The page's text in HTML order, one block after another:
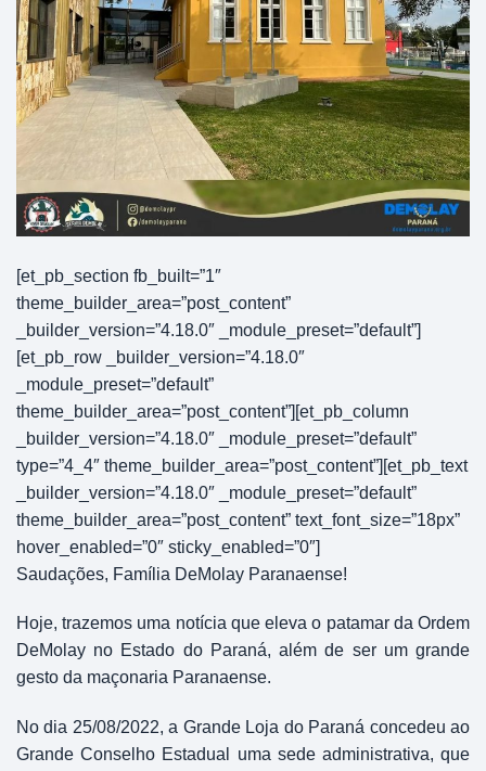
[et_pb_section fb_built=”1″
theme_builder_area=”post_content”
_builder_version=”4.18.0″ _module_preset=”default”]
[et_pb_row _builder_version=”4.18.0″
_module_preset=”default”
theme_builder_area=”post_content”][et_pb_column
_builder_version=”4.18.0″ _module_preset=”default”
type=”4_4″ theme_builder_area=”post_content”][et_pb_text
_builder_version=”4.18.0″ _module_preset=”default”
theme_builder_area=”post_content” text_font_size=”18px”
hover_enabled=”0″ sticky_enabled=”0″]
Saudações, Família DeMolay Paranaense!
Hoje, trazemos uma notícia que eleva o patamar da Ordem
DeMolay no Estado do Paraná, além de ser um grande
gesto da maçonaria Paranaense.
No dia 25/08/2022, a Grande Loja do Paraná concedeu ao
Grande Conselho Estadual uma sede administrativa, que